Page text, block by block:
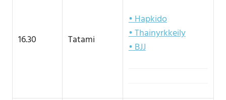
16.30 Tatami
• Hapkido
• Thainyrkkeily
• BJJ